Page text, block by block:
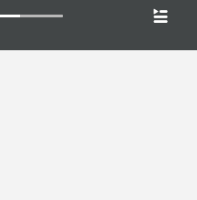
เบล 2025 กับงาน
เปลี่ยนแปลง